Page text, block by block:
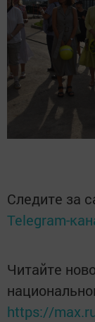
Следите за
Telegram-
Читайте
https://